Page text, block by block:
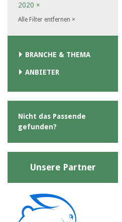
2020 ×
Alle Filter entfernen ×
BRANCHE & THEMA
ANBIETER
Nicht das Passende
gefunden?
Unsere Partner